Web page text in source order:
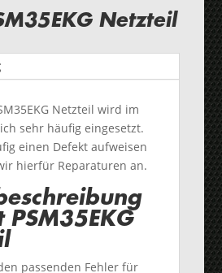
Netzteil
Netzteil wird im
sehr häufig eingesetzt.
einen Defekt aufweisen
hierfür Reparaturen an.
passenden Fehler für